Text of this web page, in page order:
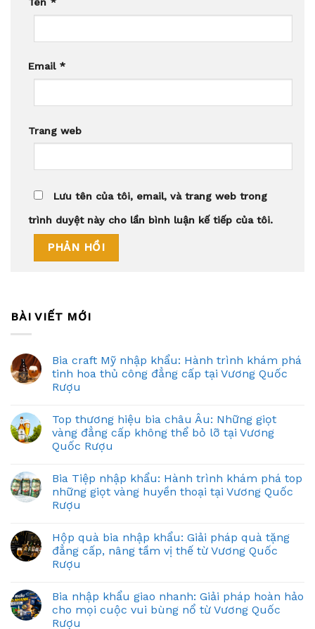
Tên *
Email *
Trang web
Lưu tên của tôi, email, và trang web trong
trình duyệt này cho lần bình luận kế tiếp của tôi.
BÀI VIẾT MỚI
Bia craft Mỹ nhập khẩu: Hành trình khám phá
tinh hoa thủ công đẳng cấp tại Vương Quốc
Rượu
Top thương hiệu bia châu Âu: Những giọt
vàng đẳng cấp không thể bỏ lỡ tại Vương
Quốc Rượu
Bia Tiệp nhập khẩu: Hành trình khám phá top
những giọt vàng huyền thoại tại Vương Quốc
Rượu
Hộp quà bia nhập khẩu: Giải pháp quà tặng
đẳng cấp, nâng tầm vị thế từ Vương Quốc
Rượu
Bia nhập khẩu giao nhanh: Giải pháp hoàn hảo
cho mọi cuộc vui bùng nổ từ Vương Quốc
Rượu